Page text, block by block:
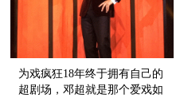
为戏疯狂18年终于拥有自己的
超剧场，邓超就是那个爱戏如